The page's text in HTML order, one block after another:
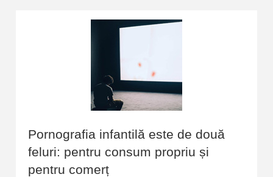
Pornografia infantilă este de două
feluri: pentru consum propriu și
pentru comerț